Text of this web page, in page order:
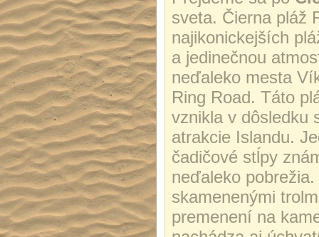
sveta. Čierna pláž
najikonickejších
a jedinečnou
neďaleko mesta
Ring Road. Táto
vznikla v dôsledku
atrakcie Islandu.
čadičové stĺpy
neďaleko
skamenenými
premenení na